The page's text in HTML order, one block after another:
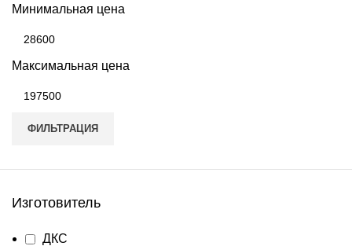
Минимальная цена
Максимальная цена
ФИЛЬТРАЦИЯ
Изготовитель
ДКС